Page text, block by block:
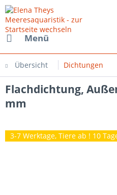
Menü
Übersicht Dichtungen
Flachdichtung,
mm
3-7 Werktage, Tiere ab ! 10